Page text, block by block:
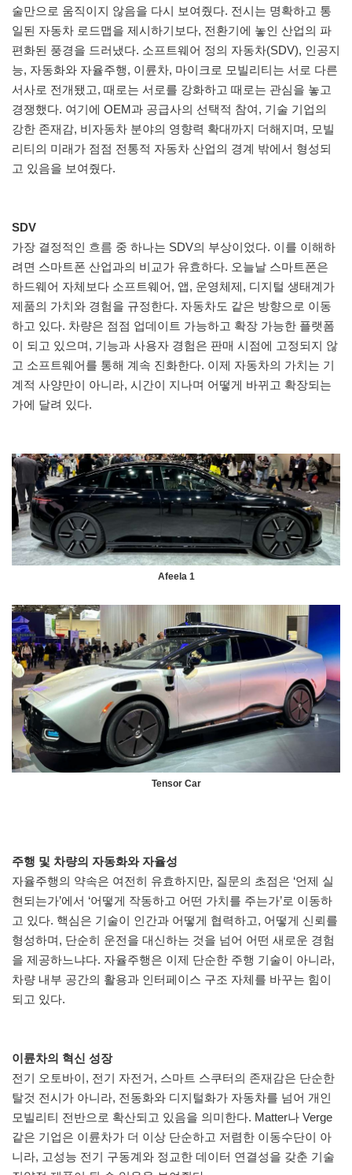
술만으로 움직이지 않음을 다시 보여줬다. 전시는 명확하고 통
일된 자동차 로드맵을 제시하기보다, 전환기에 놓인 산업의 파
편화된 풍경을 드러냈다. 소프트웨어 정의 자동차(SDV), 인공지
능, 자동화와 자율주행, 이륜차, 마이크로 모빌리티는 서로 다른
서사로 전개됐고, 때로는 서로를 강화하고 때로는 관심을 놓고
경쟁했다. 여기에 OEM과 공급사의 선택적 참여, 기술 기업의
강한 존재감, 비자동차 분야의 영향력 확대까지 더해지며, 모빌
리티의 미래가 점점 전통적 자동차 산업의 경계 밖에서 형성되
고 있음을 보여줬다.
SDV
가장 결정적인 흐름 중 하나는 SDV의 부상이었다. 이를 이해하
려면 스마트폰 산업과의 비교가 유효하다. 오늘날 스마트폰은
하드웨어 자체보다 소프트웨어, 앱, 운영체제, 디지털 생태계가
제품의 가치와 경험을 규정한다. 자동차도 같은 방향으로 이동
하고 있다. 차량은 점점 업데이트 가능하고 확장 가능한 플랫폼
이 되고 있으며, 기능과 사용자 경험은 판매 시점에 고정되지 않
고 소프트웨어를 통해 계속 진화한다. 이제 자동차의 가치는 기
계적 사양만이 아니라, 시간이 지나며 어떻게 바뀌고 확장되는
가에 달려 있다.
Afeela 1
Tensor Car
주행 및 차량의 자동화와 자율성
자율주행의 약속은 여전히 유효하지만, 질문의 초점은 ‘언제 실
현되는가’에서 ‘어떻게 작동하고 어떤 가치를 주는가’로 이동하
고 있다. 핵심은 기술이 인간과 어떻게 협력하고, 어떻게 신뢰를
형성하며, 단순히 운전을 대신하는 것을 넘어 어떤 새로운 경험
을 제공하느냐다. 자율주행은 이제 단순한 주행 기술이 아니라,
차량 내부 공간의 활용과 인터페이스 구조 자체를 바꾸는 힘이
되고 있다.
이륜차의 혁신 성장
전기 오토바이, 전기 자전거, 스마트 스쿠터의 존재감은 단순한
탈것 전시가 아니라, 전동화와 디지털화가 자동차를 넘어 개인
모빌리티 전반으로 확산되고 있음을 의미한다. Matter나 Verge
같은 기업은 이륜차가 더 이상 단순하고 저렴한 이동수단이 아
니라, 고성능 전기 구동계와 정교한 데이터 연결성을 갖춘 기술